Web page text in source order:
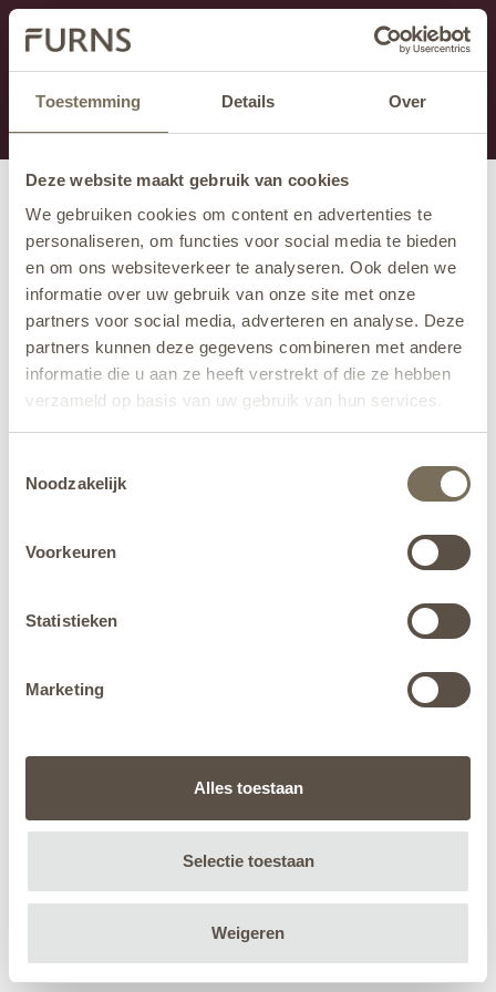
Toestemming Details Over
Deze website maakt gebruik van cookies
We gebruiken cookies om content en advertenties te
personaliseren, om functies voor social media te bieden
en om ons websiteverkeer te analyseren. Ook delen we
informatie over uw gebruik van onze site met onze
partners voor social media, adverteren en analyse. Deze
partners kunnen deze gegevens combineren met andere
informatie die u aan ze heeft verstrekt of die ze hebben
verzameld op basis van uw gebruik van hun services.
jehier.
Noodzakelijk
Voorkeuren
Statistieken
Marketing
Alles toestaan
Selectie toestaan
Weigeren
Ten dział jest obecnie w konserwacji. Jeśli brakuje Ci
informacji.
możesz zadzwonić pod numer +31 413 351 272 lub